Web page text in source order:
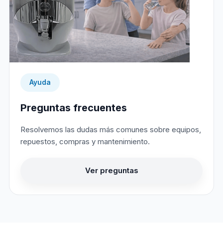
Ayuda
Preguntas frecuentes
Resolvemos las dudas más comunes sobre equipos,
repuestos, compras y mantenimiento.
Ver preguntas